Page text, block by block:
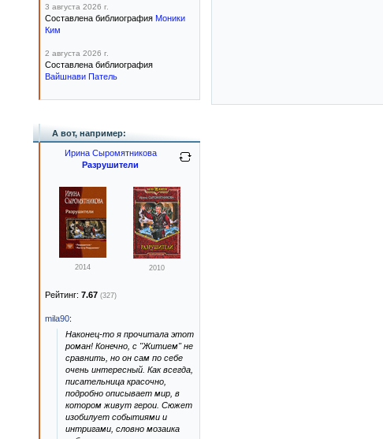
3 августа 2026 г.
Составлена библиография Моники
Ким
2 августа 2026 г.
Составлена библиография
Вайшнави Патель
А вот, например:
Ирина Сыромятникова
Разрушители
2014 2010
Рейтинг: 7.67 (327)
mila90:
Наконец-то я прочитала этот
роман! Конечно, с "Житием" не
сравнить, но он сам по себе
очень интересный. Как всегда,
писательница красочно,
подробно описывает мир, в
котором живут герои. Сюжет
изобилует событиями и
интригами, словно мозаика